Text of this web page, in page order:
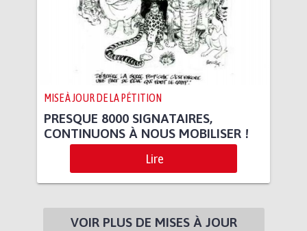
MISE À JOUR DE LA PÉTITION
PRESQUE 8000 SIGNATAIRES,
CONTINUONS À NOUS MOBILISER !
Lire
VOIR PLUS DE MISES À JOUR